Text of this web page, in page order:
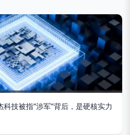
技被指“涉军”背后，是硬核实力